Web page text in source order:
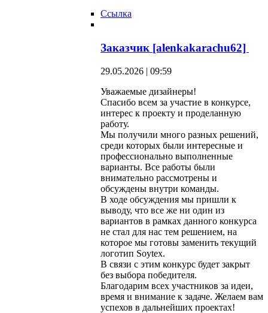
Ссылка
Заказчик [alenkakarachu62]
29.05.2026 | 09:59
Уважаемые дизайнеры!
Спасибо всем за участие в конкурсе,
интерес к проекту и проделанную
работу.
Мы получили много разных решений,
среди которых были интересные и
профессионально выполненные
варианты. Все работы были
внимательно рассмотрены и
обсуждены внутри команды.
В ходе обсуждения мы пришли к
выводу, что все же ни один из
вариантов в рамках данного конкурса
не стал для нас тем решением, на
которое мы готовы заменить текущий
логотип Soytex.
В связи с этим конкурс будет закрыт
без выбора победителя.
Благодарим всех участников за идеи,
время и внимание к задаче. Желаем вам
успехов в дальнейших проектах!